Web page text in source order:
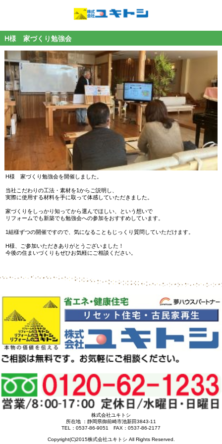
H様 家づくり勉強会
H様 家づくり勉強会を開催しました。
当社こだわりの工法・素材を1からご説明し、
実際に使用する材料を手に取って体感していただきました。
家づくりをしっかり知ってから選んでほしい、という想いで
リフォームでも新築でも勉強会への参加をおすすめしています。
1組様ずつの開催ですので、気になることもじっくり質問していただけます。
H様、ご参加いただきありがとうございました！
今後の住まいづくりもぜひお気軽にご相談ください。
株式会社ユキトシ
所在地 ：静岡県御前崎市池新田3843-11
TEL：0537-86-9051 FAX：0537-86-2177
Copyright(C)2015株式会社ユキトシ All Rights Reserved.